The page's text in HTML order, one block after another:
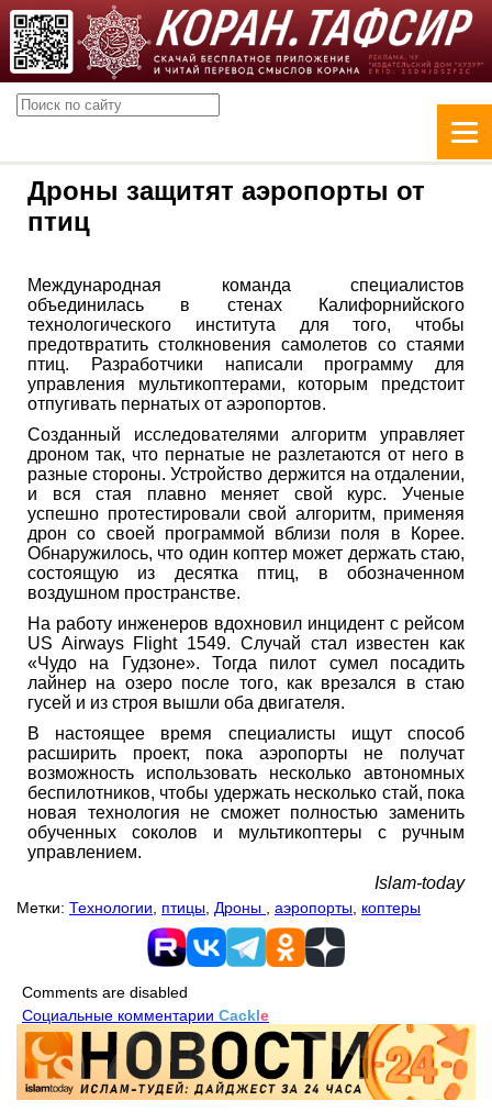
Дроны защитят аэропорты от
птиц
Международная команда специалистов
объединилась в стенах Калифорнийского
технологического института для того, чтобы
предотвратить столкновения самолетов со стаями
птиц. Разработчики написали программу для
управления мультикоптерами, которым предстоит
отпугивать пернатых от аэропортов.
Созданный исследователями алгоритм управляет
дроном так, что пернатые не разлетаются от него в
разные стороны. Устройство держится на отдалении,
и вся стая плавно меняет свой курс. Ученые
успешно протестировали свой алгоритм, применяя
дрон со своей программой вблизи поля в Корее.
Обнаружилось, что один коптер может держать стаю,
состоящую из десятка птиц, в обозначенном
воздушном пространстве.
На работу инженеров вдохновил инцидент с рейсом
US Airways Flight 1549. Случай стал известен как
«Чудо на Гудзоне». Тогда пилот сумел посадить
лайнер на озеро после того, как врезался в стаю
гусей и из строя вышли оба двигателя.
В настоящее время специалисты ищут способ
расширить проект, пока аэропорты не получат
возможность использовать несколько автономных
беспилотников, чтобы удержать несколько стай, пока
новая технология не сможет полностью заменить
обученных соколов и мультикоптеры с ручным
управлением.
Islam-today
Метки: Технологии птицы Дроны аэропорты коптеры
Comments are disabled
Социальные комментарии Cackle